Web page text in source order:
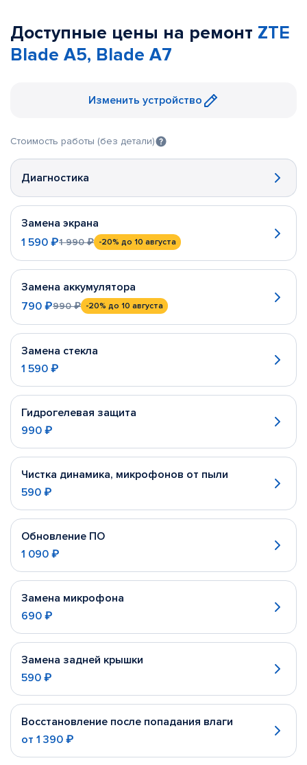
Доступные цены на ремонт ZTE
Blade A5, Blade A7
Изменить устройство
Стоимость работы (без детали)
Диагностика
Замена экрана
1 590 ₽1 990 ₽ -20% до 10 августа
Замена аккумулятора
790 ₽990 ₽ -20% до 10 августа
Замена стекла
1 590 ₽
Гидрогелевая защита
990 ₽
Чистка динамика, микрофонов от пыли
590 ₽
Обновление ПО
1 090 ₽
Замена микрофона
690 ₽
Замена задней крышки
590 ₽
Восстановление после попадания влаги
от 1 390 ₽